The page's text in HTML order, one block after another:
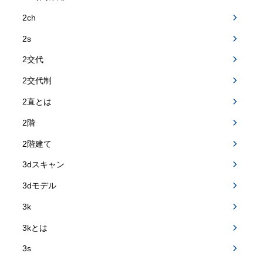
2ch
2s
2交代
2交代制
2直とは
2階
2階建て
3dスキャン
3dモデル
3k
3kとは
3s